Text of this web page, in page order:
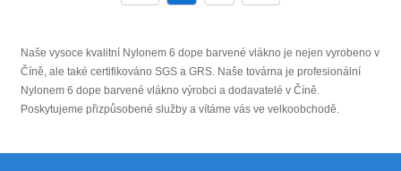
Naše vysoce kvalitní Nylonem 6 dope barvené vlákno je nejen vyrobeno v
Číně, ale také certifikováno SGS a GRS. Naše továrna je profesionální
Nylonem 6 dope barvené vlákno výrobci a dodavatelé v Číně.
Poskytujeme přizpůsobené služby a vítáme vás ve velkoobchodě.